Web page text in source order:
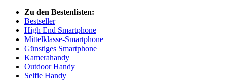
Zu den Bestenlisten:
Bestseller
High End Smartphone
Mittelklasse-Smartphone
Günstiges Smartphone
Kamerahandy
Outdoor Handy
Selfie Handy